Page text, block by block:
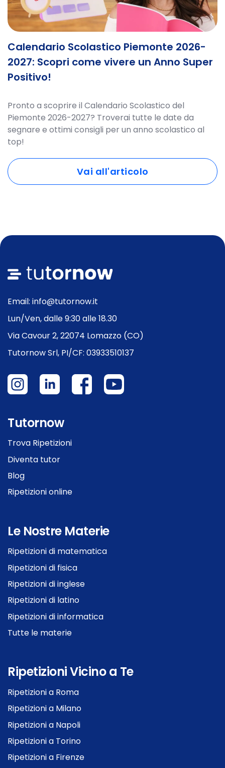
Calendario Scolastico Piemonte 2026-
2027: Scopri come vivere un Anno Super
Positivo!
Pronto a scoprire il Calendario Scolastico del
Piemonte 2026-2027? Troverai tutte le date da
segnare e ottimi consigli per un anno scolastico al
top!
Vai all'articolo
Email: info@tutornow.it
Lun/Ven, dalle 9:30 alle 18.30
Via Cavour 2, 22074 Lomazzo (CO)
Tutornow Srl, PI/CF: 03933510137
Tutornow
Trova Ripetizioni
Diventa tutor
Blog
Ripetizioni online
Le Nostre Materie
Ripetizioni di matematica
Ripetizioni di fisica
Ripetizioni di inglese
Ripetizioni di latino
Ripetizioni di informatica
Tutte le materie
Ripetizioni Vicino a Te
Ripetizioni a Roma
Ripetizioni a Milano
Ripetizioni a Napoli
Ripetizioni a Torino
Ripetizioni a Firenze